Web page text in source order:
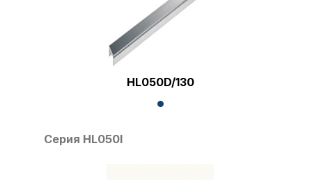
HL050D/130
Серия HL050I